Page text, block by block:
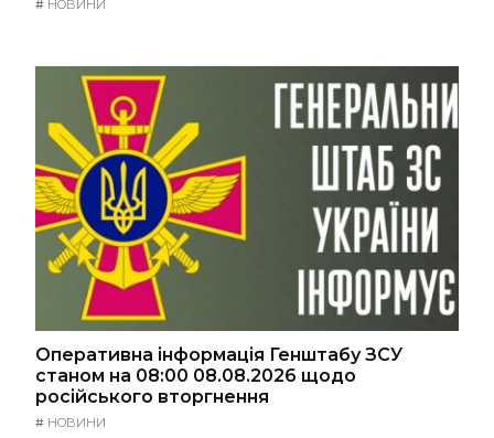
# НОВИНИ
Оперативна інформація Генштабу ЗСУ
станом на 08:00 08.08.2026 щодо
російського вторгнення
# НОВИНИ